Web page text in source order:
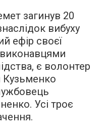
загинув 20
вибуху
ефір своєї
є волонтер
Кузьменко
Усі троє